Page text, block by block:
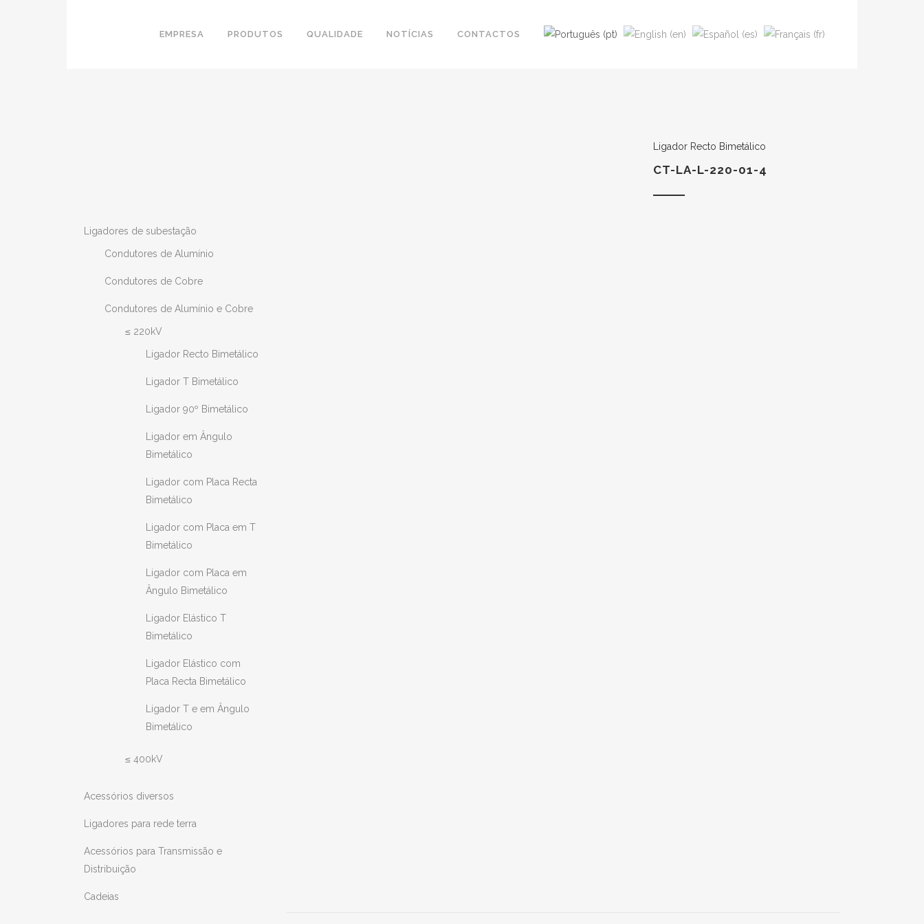
EMPRESA PRODUTOS QUALIDADE NOTÍCIAS CONTACTOS
Ligadores de subestação
Condutores de Alumínio
Condutores de Cobre
Condutores de Alumínio e Cobre
≤ 220kV
Ligador Recto Bimetálico
Ligador T Bimetálico
Ligador 90º Bimetálico
Ligador em Ângulo
Bimetálico
Ligador com Placa Recta
Bimetálico
Ligador com Placa em T
Bimetálico
Ligador com Placa em
Ângulo Bimetálico
Ligador Elástico T
Bimetálico
Ligador Elástico com
Placa Recta Bimetálico
Ligador T e em Ângulo
Bimetálico
≤ 400kV
Acessórios diversos
Ligadores para rede terra
Acessórios para Transmissão e
Distribuição
Cadeias
Ligador Recto Bimetálico
CT-LA-L-220-01-4